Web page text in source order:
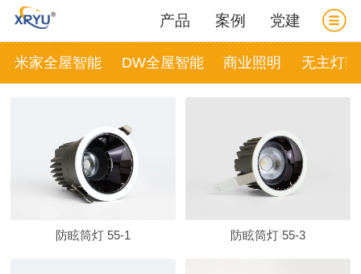
产品 案例 党建
米家全屋智能 DW全屋智能 商业照明 无主灯
防眩筒灯 55-1 防眩筒灯 55-3